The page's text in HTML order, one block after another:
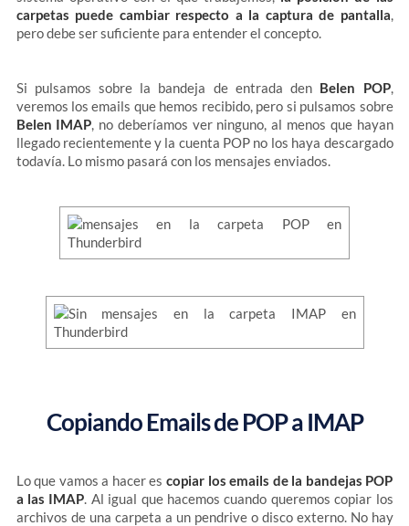
carpetas puede cambiar respecto a la captura de pantalla,
pero debe ser suficiente para entender el concepto.
Si pulsamos sobre la bandeja de entrada den Belen POP,
veremos los emails que hemos recibido, pero si pulsamos sobre
Belen IMAP, no deberíamos ver ninguno, al menos que hayan
llegado recientemente y la cuenta POP no los haya descargado
todavía. Lo mismo pasará con los mensajes enviados.
Copiando Emails de POP a IMAP
Lo que vamos a hacer es copiar los emails de la bandejas POP
a las IMAP. Al igual que hacemos cuando queremos copiar los
archivos de una carpeta a un pendrive o disco externo. No hay